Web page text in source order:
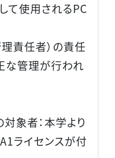
て使用されるPC
責任者）の責任
な管理が行われ
象者：本学より
ライセンスが付